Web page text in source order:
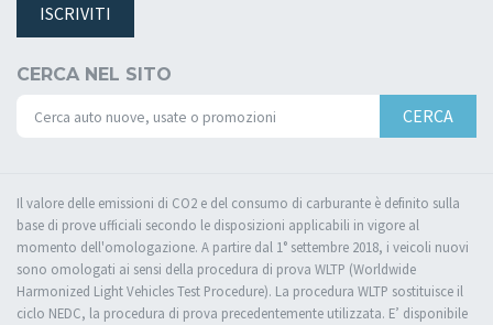
ISCRIVITI
CERCA NEL SITO
CERCA
Il valore delle emissioni di CO2 e del consumo di carburante è definito sulla
base di prove ufficiali secondo le disposizioni applicabili in vigore al
momento dell'omologazione. A partire dal 1° settembre 2018, i veicoli nuovi
sono omologati ai sensi della procedura di prova WLTP (Worldwide
Harmonized Light Vehicles Test Procedure). La procedura WLTP sostituisce il
ciclo NEDC, la procedura di prova precedentemente utilizzata. E’ disponibile